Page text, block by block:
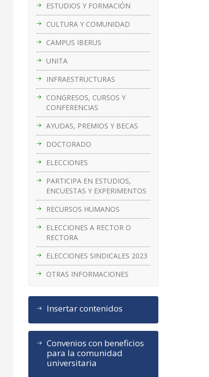
ESTUDIOS Y FORMACIÓN
CULTURA Y COMUNIDAD
CAMPUS IBERUS
UNITA
INFRAESTRUCTURAS
CONGRESOS, CURSOS Y
CONFERENCIAS
AYUDAS, PREMIOS Y BECAS
DOCTORADO
ELECCIONES
PARTICIPA EN ESTUDIOS,
ENCUESTAS Y EXPERIMENTOS
RECURSOS HUMANOS
ELECCIONES A RECTOR O
RECTORA
ELECCIONES SINDICALES 2023
OTRAS INFORMACIONES
Insertar contenidos
Convenios con beneficios
para la comunidad
universitaria